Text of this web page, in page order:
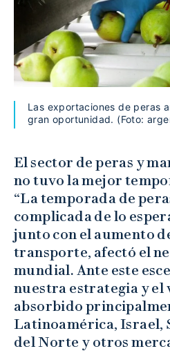
Las exportaciones de peras
gran oportunidad. (Foto:
El sector de peras y
no tuvo la mejor
“La temporada de
complicada de lo
junto con el aumento
transporte, afectó el
mundial. Ante este
nuestra estrategia y el
absorbido
Latinoamérica, Israel,
del Norte y otros